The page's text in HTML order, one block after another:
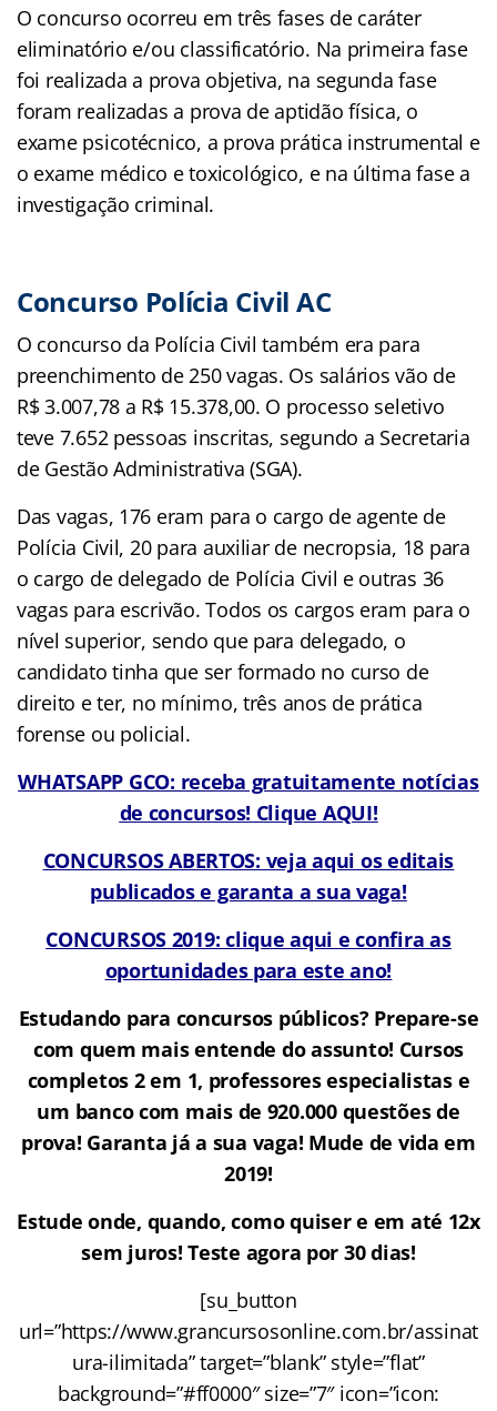
O concurso ocorreu em três fases de caráter
eliminatório e/ou classificatório. Na primeira fase
foi realizada a prova objetiva, na segunda fase
foram realizadas a prova de aptidão física, o
exame psicotécnico, a prova prática instrumental e
o exame médico e toxicológico, e na última fase a
investigação criminal.
Concurso Polícia Civil AC
O concurso da Polícia Civil também era para
preenchimento de 250 vagas. Os salários vão de
R$ 3.007,78 a R$ 15.378,00. O processo seletivo
teve 7.652 pessoas inscritas, segundo a Secretaria
de Gestão Administrativa (SGA).
Das vagas, 176 eram para o cargo de agente de
Polícia Civil, 20 para auxiliar de necropsia, 18 para
o cargo de delegado de Polícia Civil e outras 36
vagas para escrivão. Todos os cargos eram para o
nível superior, sendo que para delegado, o
candidato tinha que ser formado no curso de
direito e ter, no mínimo, três anos de prática
forense ou policial.
WHATSAPP GCO: receba gratuitamente notícias
de concursos! Clique AQUI!
CONCURSOS ABERTOS: veja aqui os editais
publicados e garanta a sua vaga!
CONCURSOS 2019: clique aqui e confira as
oportunidades para este ano!
Estudando para concursos públicos? Prepare-se
com quem mais entende do assunto! Cursos
completos 2 em 1, professores especialistas e
um banco com mais de 920.000 questões de
prova! Garanta já a sua vaga! Mude de vida em
2019!
Estude onde, quando, como quiser e em até 12x
sem juros! Teste agora por 30 dias!
[su_button
url=”https://www.grancursosonline.com.br/assinat
ura-ilimitada” target=”blank” style=”flat”
background=”#ff0000″ size=”7″ icon=”icon: